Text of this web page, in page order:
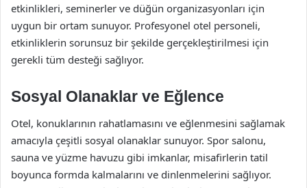
etkinlikleri, seminerler ve düğün organizasyonları için
uygun bir ortam sunuyor. Profesyonel otel personeli,
etkinliklerin sorunsuz bir şekilde gerçekleştirilmesi için
gerekli tüm desteği sağlıyor.
Sosyal Olanaklar ve Eğlence
Otel, konuklarının rahatlamasını ve eğlenmesini sağlamak
amacıyla çeşitli sosyal olanaklar sunuyor. Spor salonu,
sauna ve yüzme havuzu gibi imkanlar, misafirlerin tatil
boyunca formda kalmalarını ve dinlenmelerini sağlıyor.